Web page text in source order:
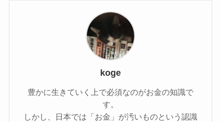
koge
豊かに生きていく上で必須なのがお金の知識で
す。
しかし、日本では「お金」が汚いものという認識